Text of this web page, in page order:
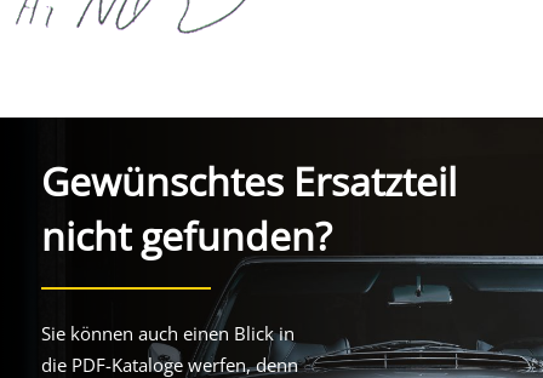
Gewünschtes Ersatzteil
nicht gefunden?
Sie können auch einen Blick in
die PDF-Kataloge werfen, denn